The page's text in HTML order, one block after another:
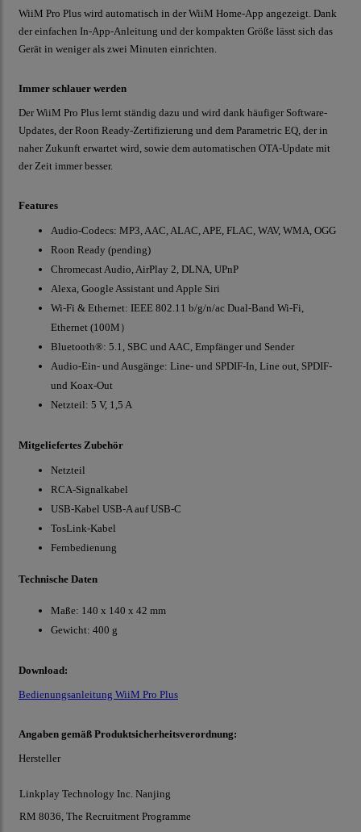
WiiM Pro Plus wird automatisch in der WiiM Home-App angezeigt. Dank
der einfachen In-App-Anleitung und der kompakten Größe lässt sich das
Gerät in weniger als zwei Minuten einrichten.
Immer schlauer werden
Der WiiM Pro Plus lernt ständig dazu und wird dank häufiger Software-
Updates, der Roon Ready-Zertifizierung und dem Parametric EQ, der in
naher Zukunft erwartet wird, sowie dem automatischen OTA-Update mit
der Zeit immer besser.
Features
Audio-Codecs: MP3, AAC, ALAC, APE, FLAC, WAV, WMA, OGG
Roon Ready (pending)
Chromecast Audio, AirPlay 2, DLNA, UPnP
Alexa, Google Assistant und Apple Siri
Wi-Fi & Ethernet: IEEE 802.11 b/g/n/ac Dual-Band Wi-Fi,
Ethernet (100M）
Bluetooth®: 5.1, SBC und AAC, Empfänger und Sender
Audio-Ein- und Ausgänge: Line- und SPDIF-In, Line out, SPDIF-
und Koax-Out
Netzteil: 5 V, 1,5 A
Mitgeliefertes Zubehör
Netzteil
RCA-Signalkabel
USB-Kabel USB-A auf USB-C
TosLink-Kabel
Fernbedienung
Technische Daten
Maße: 140 x 140 x 42 mm
Gewicht: 400 g
Download:
Bedienungsanleitung WiiM Pro Plus
Angaben gemäß Produktsicherheitsverordnung:
Hersteller
Linkplay Technology Inc. Nanjing
RM 8036, The Recruitment Programme